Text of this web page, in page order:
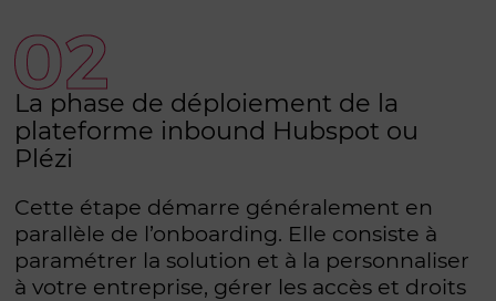
La phase de déploiement de la
plateforme inbound Hubspot ou
Plézi
Cette étape démarre généralement en
parallèle de l’onboarding. Elle consiste à
paramétrer la solution et à la personnaliser
à votre entreprise, gérer les accès et droits